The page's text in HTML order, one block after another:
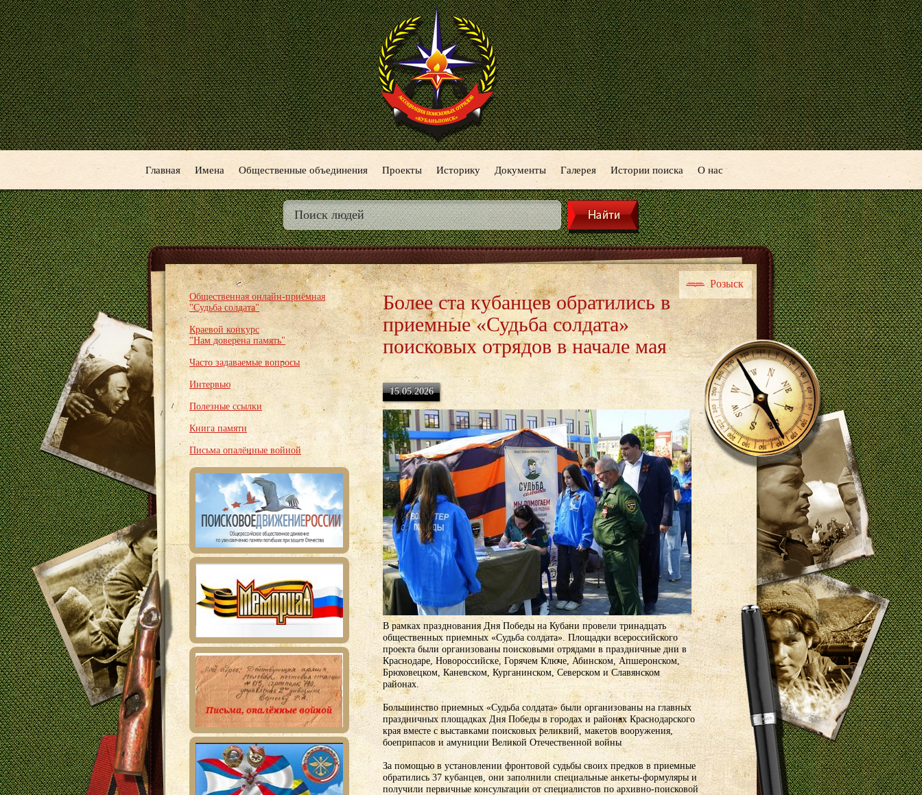
Главная Имена Общественные объединения Проекты Историку Документы Галерея Истории поиска О нас
Общественная онлайн-приёмная
"Судьба солдата"
Краевой конкурс
"Нам доверена память"
Часто задаваемые вопросы
Интервью
Полезные ссылки
Книга памяти
Письма опалённые войной
Розыск
Более ста кубанцев обратились в
приемные «Судьба солдата»
поисковых отрядов в начале мая
15.05.2026
В рамках празднования Дня Победы на Кубани провели тринадцать
общественных приемных «Судьба солдата». Площадки всероссийского
проекта были организованы поисковыми отрядами в праздничные дни в
Краснодаре, Новороссийске, Горячем Ключе, Абинском, Апшеронском,
Брюховецком, Каневском, Курганинском, Северском и Славянском
районах.
Большинство приемных «Судьба солдата» были организованы на главных
праздничных площадках Дня Победы в городах и районах Краснодарского
края вместе с выставками поисковых реликвий, макетов вооружения,
боеприпасов и амуниции Великой Отечественной войны
За помощью в установлении фронтовой судьбы своих предков в приемные
обратились 37 кубанцев, они заполнили специальные анкеты-формуляры и
получили первичные консультации от специалистов по архивно-поисковой